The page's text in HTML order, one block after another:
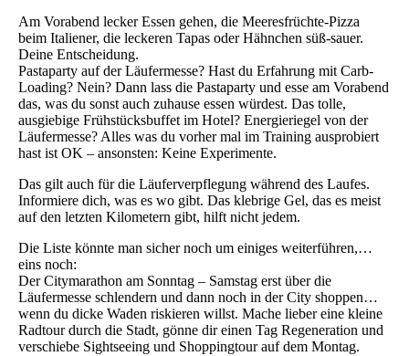
Am Vorabend lecker Essen gehen, die Meeresfrüchte-Pizza
beim Italiener, die leckeren Tapas oder Hähnchen süß-sauer.
Deine Entscheidung.
Pastaparty auf der Läufermesse? Hast du Erfahrung mit Carb-
Loading? Nein? Dann lass die Pastaparty und esse am Vorabend
das, was du sonst auch zuhause essen würdest. Das tolle,
ausgiebige Frühstücksbuffet im Hotel? Energieriegel von der
Läufermesse? Alles was du vorher mal im Training ausprobiert
hast ist OK – ansonsten: Keine Experimente.
Das gilt auch für die Läuferverpflegung während des Laufes.
Informiere dich, was es wo gibt. Das klebrige Gel, das es meist
auf den letzten Kilometern gibt, hilft nicht jedem.
Die Liste könnte man sicher noch um einiges weiterführen,…
eins noch:
Der Citymarathon am Sonntag – Samstag erst über die
Läufermesse schlendern und dann noch in der City shoppen…
wenn du dicke Waden riskieren willst. Mache lieber eine kleine
Radtour durch die Stadt, gönne dir einen Tag Regeneration und
verschiebe Sightseeing und Shoppingtour auf dem Montag.